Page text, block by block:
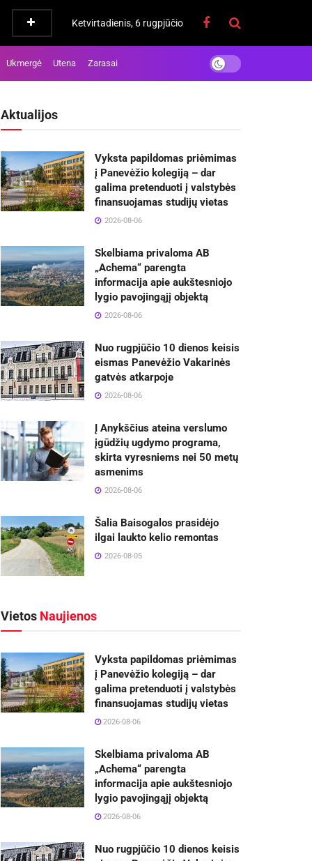
Ketvirtadienis, 6 rugpjūčio
Ukmergė Utena Zarasai
Aktualijos
Vyksta papildomas priėmimas
į Panevėžio kolegiją – dar
galima pretenduoti į valstybės
finansuojamas studijų vietas
2026-08-06
Skelbiama privaloma AB
„Achema“ parengta
informacija apie aukštesniojo
lygio pavojingąjį objektą
2026-08-06
Nuo rugpjūčio 10 dienos keisis
eismas Panevėžio Vakarinės
gatvės atkarpoje
2026-08-06
Į Anykščius ateina verslumo
įgūdžių ugdymo programa,
skirta vyresniems nei 50 metų
asmenims
2026-08-06
Šalia Baisogalos prasidėjo
ilgai laukto kelio remontas
2026-08-05
Vietos Naujienos
Vyksta papildomas priėmimas
į Panevėžio kolegiją – dar
galima pretenduoti į valstybės
finansuojamas studijų vietas
2026-08-06
Skelbiama privaloma AB
„Achema“ parengta
informacija apie aukštesniojo
lygio pavojingąjį objektą
2026-08-06
Nuo rugpjūčio 10 dienos keisis